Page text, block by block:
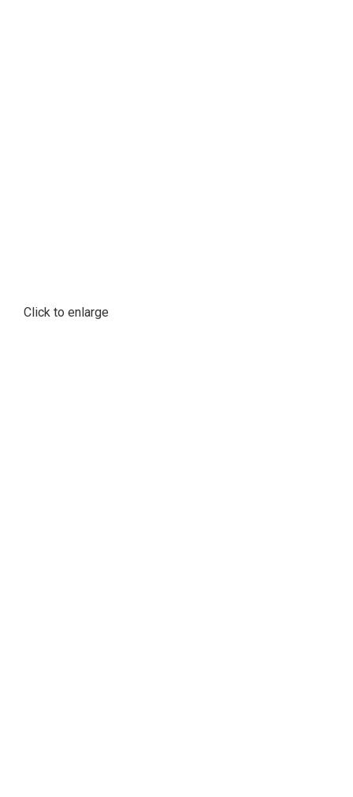
Click to enlarge